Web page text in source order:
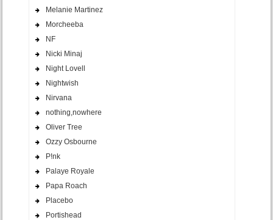
Melanie Martinez
Morcheeba
NF
Nicki Minaj
Night Lovell
Nightwish
Nirvana
nothing,nowhere
Oliver Tree
Ozzy Osbourne
P!nk
Palaye Royale
Papa Roach
Placebo
Portishead